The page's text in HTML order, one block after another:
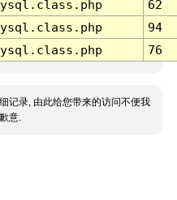
62
94
76
记录, 由此给您带来的访问不便我
意.